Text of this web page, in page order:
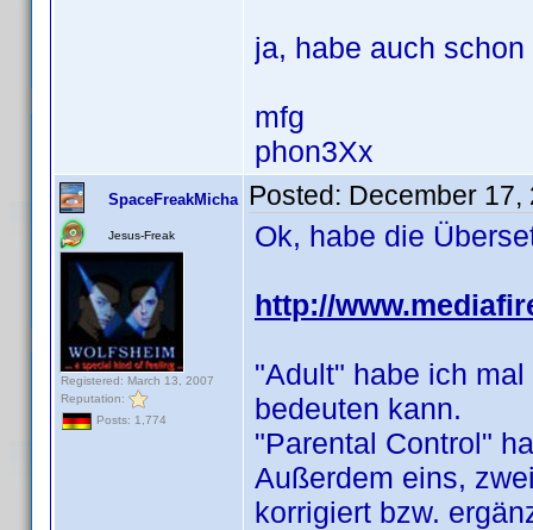
ja, habe auch
mfg
phon3Xx
SpaceFreakMicha
Jesus-Freak
Registered: March 13, 2007
Reputation:
Posts: 1,774
Posted: December 17,
Ok, habe die
http://
"Adult" habe ich
bedeuten kann.
"Parental Control"
Außerdem eins,
korrigiert bzw.